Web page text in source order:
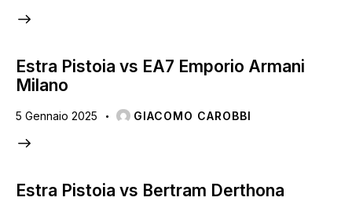
Estra Pistoia vs EA7 Emporio Armani
Milano
5 Gennaio 2025 GIACOMO CAROBBI
Estra Pistoia vs Bertram Derthona